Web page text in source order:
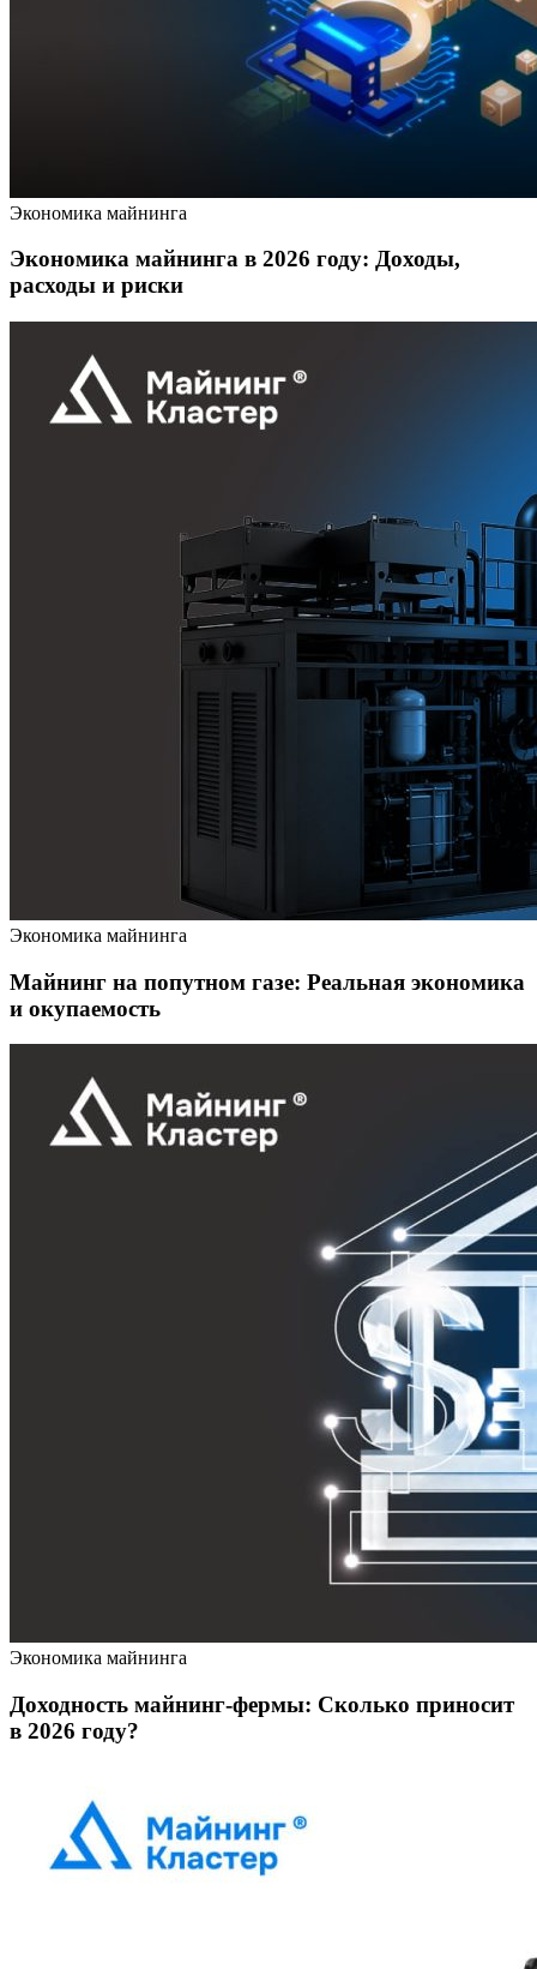
Экономика майнинга
Экономика майнинга в 2026 году: Доходы,
расходы и риски
Экономика майнинга
Майнинг на попутном газе: Реальная экономика
и окупаемость
Экономика майнинга
Доходность майнинг‑фермы: Сколько приносит
в 2026 году?